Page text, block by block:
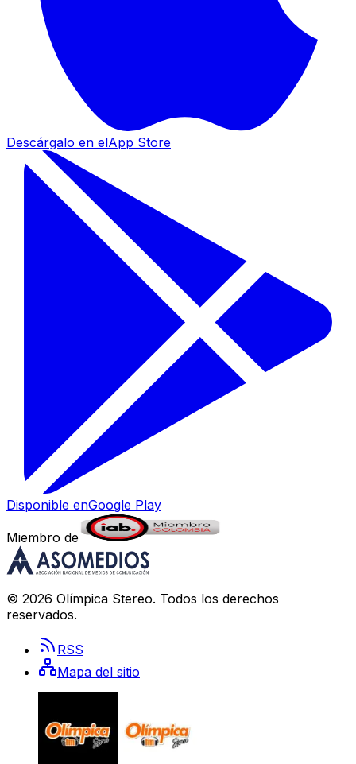
Descárgalo en elApp Store
Disponible enGoogle Play
Miembro de
© 2026 Olímpica Stereo. Todos los derechos
reservados.
RSS
Mapa del sitio